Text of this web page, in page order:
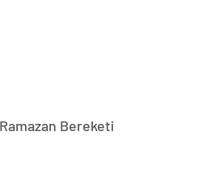
Bereketi